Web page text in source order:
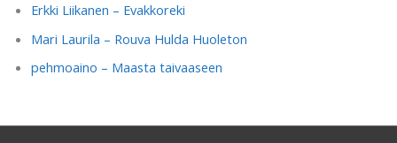
Erkki Liikanen – Evakkoreki
Mari Laurila – Rouva Hulda Huoleton
pehmoaino – Maasta taivaaseen